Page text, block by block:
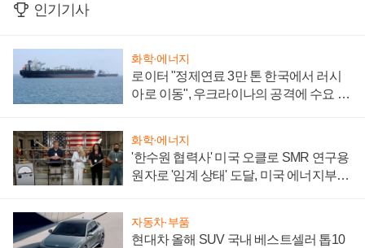
인기기사
화학·에너지
로이터 "정제연료 3만 톤 한국에서 러시
아로 이동", 우크라이나의 공격에 수요 늘
화학·에너지
'한수원 협력사' 미국 오클로 SMR 연구용
원자로 '임계 상태' 도달, 미국 에너지부
자동차·부품
현대차 올해 SUV 국내 베스트셀러 톱10